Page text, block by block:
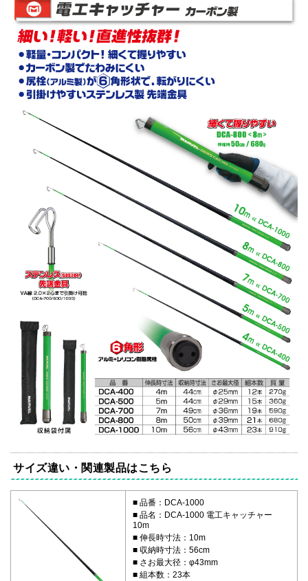
サイズ違い・関連製品はこちら
品番：DCA-1000
品名：DCA-1000 電工キャッチャー
10m
伸長時寸法：10m
収納時寸法：56cm
さお最大径：φ43mm
組本数：23本